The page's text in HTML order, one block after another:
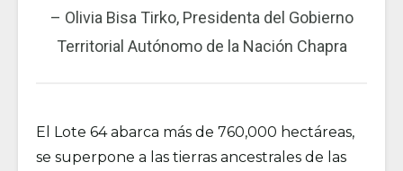
– Olivia Bisa Tirko, Presidenta del Gobierno
Territorial Autónomo de la Nación Chapra
El Lote 64 abarca más de 760,000 hectáreas,
se superpone a las tierras ancestrales de las